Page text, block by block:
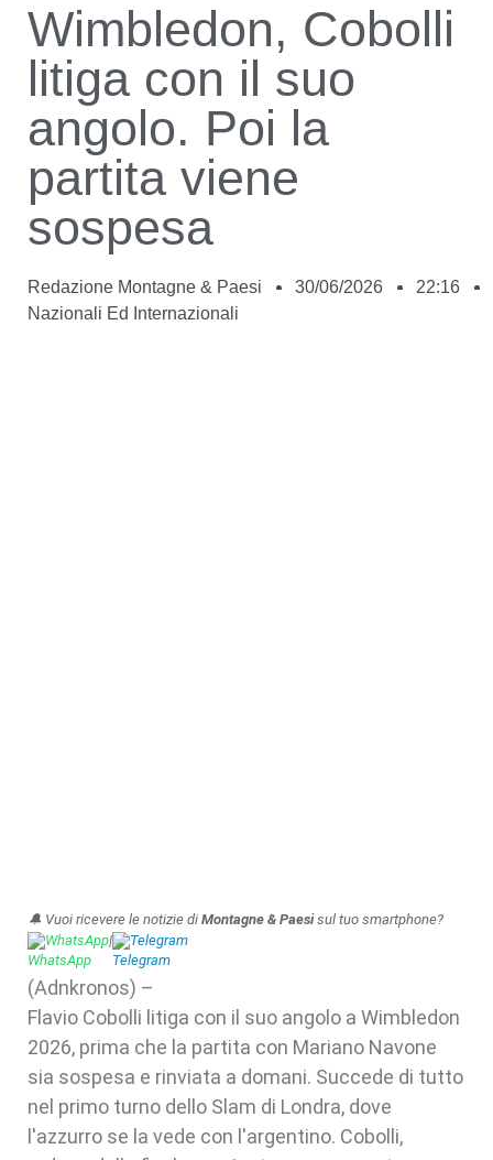
Wimbledon, Cobolli
litiga con il suo
angolo. Poi la
partita viene
sospesa
Redazione Montagne & Paesi 30/06/2026
22:16
Nazionali Ed Internazionali
🔔 Vuoi ricevere le notizie di Montagne & Paesisul tuo smartphone?
WhatsApp| Telegram
(Adnkronos) –
Flavio Cobolli litiga con il suo angolo a Wimbledon
2026, prima che la partita con Mariano Navone
sia sospesa e rinviata a domani. Succede di tutto
nel primo turno dello Slam di Londra, dove
l'azzurro se la vede con l'argentino. Cobolli,